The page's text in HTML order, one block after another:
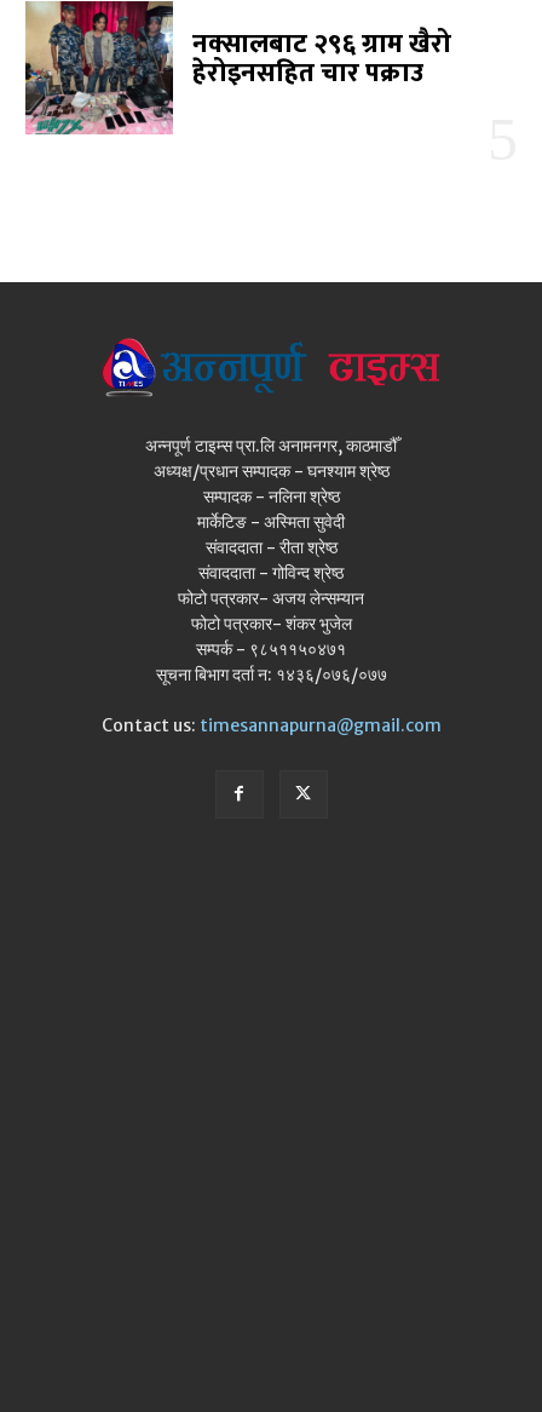
नक्सालबाट २९६ ग्राम खैरो
हेरोइनसहित चार पक्राउ
अन्नपूर्ण टाइम्स प्रा.लि अनामनगर, काठमाडौँ
अध्यक्ष/प्रधान सम्पादक - घनश्याम श्रेष्ठ
सम्पादक - नलिना श्रेष्ठ
मार्केटिङ - अस्मिता सुवेदी
संवाददाता - रीता श्रेष्ठ
संवाददाता - गोविन्द श्रेष्ठ
फोटो पत्रकार- अजय लेन्सम्यान
फोटो पत्रकार- शंकर भुजेल
सम्पर्क - ९८५११५०४७१
सूचना बिभाग दर्ता न: १४३६/०७६/०७७
Contact us: timesannapurna@gmail.com